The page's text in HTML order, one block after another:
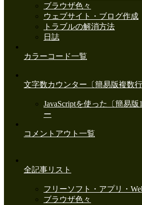
ブラウザ色々
ウェブサイト・ブログ作成
トラブルの解消方法
日誌
カラーコード一覧
文字数カウンター〔簡易版複数行
JavaScriptを使った〔簡易
ー
コメントアウト一覧
全記事リスト
フリーソフト・アプリ・
ブラウザ色々